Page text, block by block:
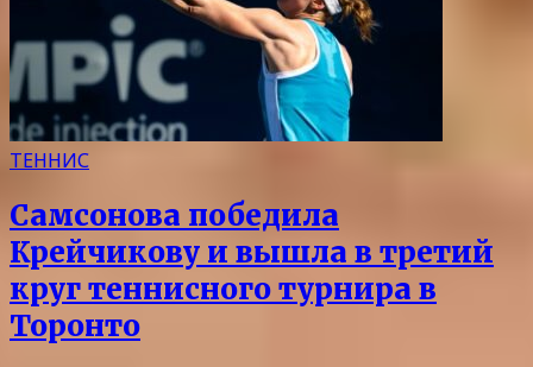
ТЕННИС
Самсонова победила
Крейчикову и вышла в третий
круг теннисного турнира в
Торонто